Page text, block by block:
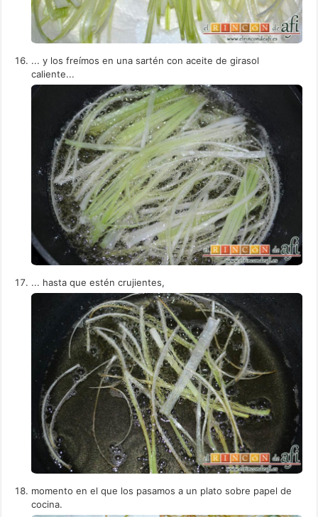
... y los freímos en una sartén con aceite de girasol
caliente...
... hasta que estén crujientes,
momento en el que los pasamos a un plato sobre papel de
cocina.